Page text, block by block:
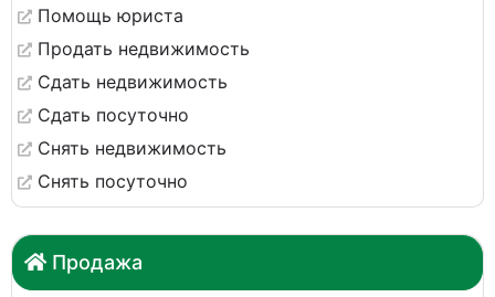
Помощь юриста
Продать недвижимость
Сдать недвижимость
Сдать посуточно
Снять недвижимость
Снять посуточно
Продажа